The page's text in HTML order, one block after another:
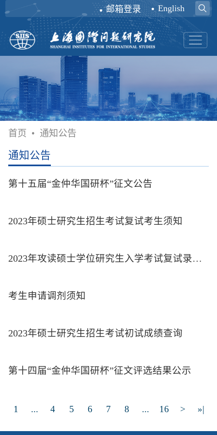
邮箱登录 English
首页 • 通知公告
通知公告
第十五届“金仲华国研杯”征文公告
2023年硕士研究生招生考试复试考生须知
2023年攻读硕士学位研究生入学考试复试录取方案
考生申请调剂须知
2023年硕士研究生招生考试初试成绩查询
第十四届“金仲华国研杯”征文评选结果公示
1 ... 4 5 6 7 8 ... 16 > »|